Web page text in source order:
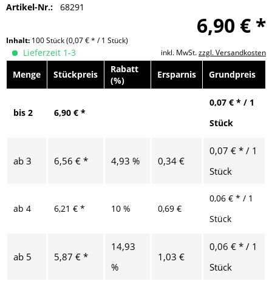
Artikel-Nr.: 68291
6,90 € *
Inhalt: 100 Stück(0,07 € * / 1 Stück)
inkl. MwSt.zzgl. Versandkosten
Lieferzeit 1-3
Menge
Stückpreis
Rabatt
(%)
Ersparnis Grundpreis
bis 2 6,90 € *
0,07 € * / 1
Stück
ab 3 6,56 € * 4,93 % 0,34 €
0,07 € * / 1
Stück
ab 4 6,21 € * 10 % 0,69 €
0,06 € * / 1
Stück
ab 5 5,87 € *
14,93
%
1,03 €
0,06 € * / 1
Stück